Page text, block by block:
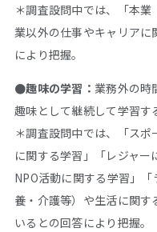
＊調査設問中では、「本
業以外の仕事やキャリア
により把握。
●趣味の学習： 業務外の時
趣味として継続して学習す
＊調査設問中では、「ス
に関する学習」「レジャー
NPO活動に関する学習」
養・介護等）や生活に関す
いるとの回答により把握。